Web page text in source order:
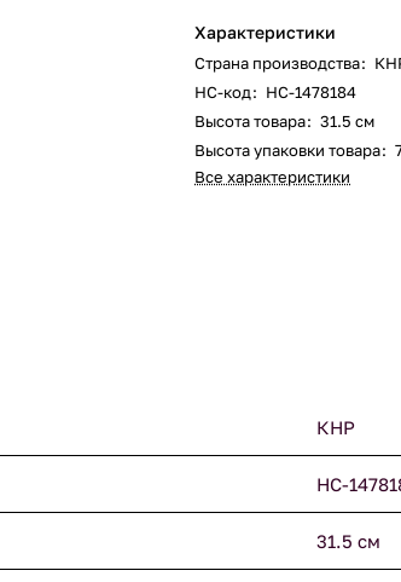
Характеристики
Страна производства:
НС-код: НС-1478184
Высота товара: 31.5 см
Высота упаковки товара:
Все характеристики
КНР
НС-
31.5 см